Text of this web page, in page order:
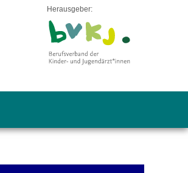
Herausgeber: